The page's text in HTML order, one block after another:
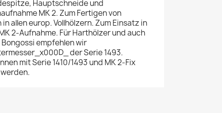
Hauptschneide und
MK 2. Zum Fertigen von
allen europ. Vollhölzern. Zum Einsatz in
2-Aufnahme. Für Harthölzer und auch
empfehlen wir
der Serie 1493.
mit Serie 1410/1493 und MK 2-Fix